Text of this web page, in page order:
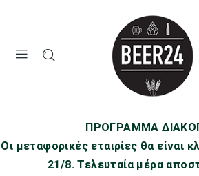
ΠΡΟΓΡΑΜΜΑ
Οι μεταφορικές εταιρίες θα είναι
21/8. Τελευταία μέρα